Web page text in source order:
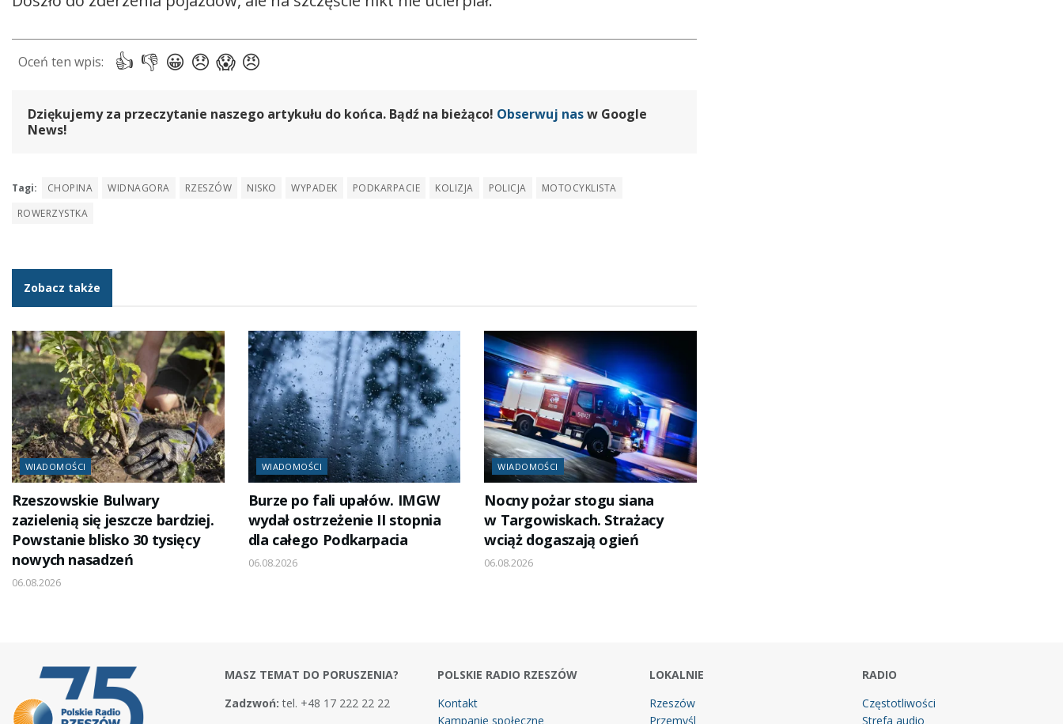
Dziękujemy za przeczytanie naszego artykułu do końca. Bądź na bieżąco! Obserwuj nasw Google
News!
Tagi: CHOPINA WIDNAGORA RZESZÓW NISKO WYPADEK PODKARPACIE KOLIZJA POLICJA
MOTOCYKLISTA
ROWERZYSTKA
Zobacz także
WIADOMOŚCI
Rzeszowskie Bulwary
zazielenią się jeszcze bardziej.
Powstanie blisko 30 tysięcy
nowych nasadzeń
06.08.2026
WIADOMOŚCI
Burze po fali upałów. IMGW
wydał ostrzeżenie II stopnia
dla całego Podkarpacia
06.08.2026
WIADOMOŚCI
Nocny pożar stogu siana
w Targowiskach. Strażacy
wciąż dogaszają ogień
06.08.2026
MASZ TEMAT DO PORUSZENIA?
Zadzwoń: tel. +48 17 222 22 22
POLSKIE RADIO RZESZÓW
Kontakt
Kampanie społeczne
LOKALNIE
Rzeszów
Przemyśl
RADIO
Częstotliwości
Strefa audio